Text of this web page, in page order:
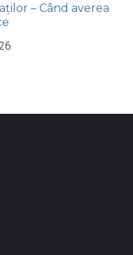
– Când averea